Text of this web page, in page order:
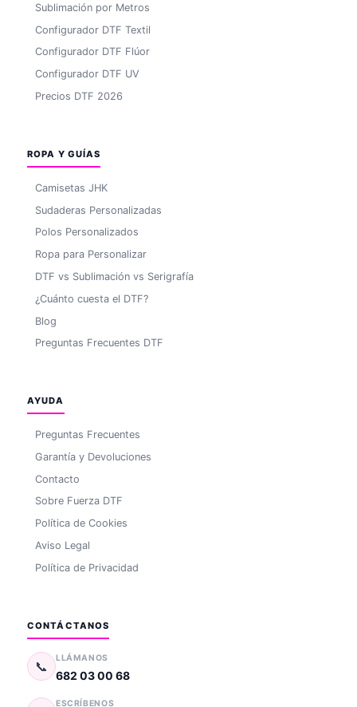
Sublimación por Metros
Configurador DTF Textil
Configurador DTF Flúor
Configurador DTF UV
Precios DTF 2026
ROPA Y GUÍAS
Camisetas JHK
Sudaderas Personalizadas
Polos Personalizados
Ropa para Personalizar
DTF vs Sublimación vs Serigrafía
¿Cuánto cuesta el DTF?
Blog
Preguntas Frecuentes DTF
AYUDA
Preguntas Frecuentes
Garantía y Devoluciones
Contacto
Sobre Fuerza DTF
Política de Cookies
Aviso Legal
Política de Privacidad
CONTÁCTANOS
📞
LLÁMANOS
682 03 00 68
ESCRÍBENOS